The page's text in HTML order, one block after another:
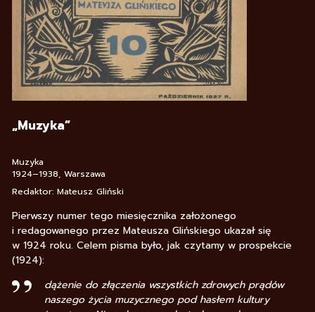
„Muzyka”
Muzyka
1924–1938, Warszawa
Redaktor: Mateusz Gliński
Pierwszy numer tego miesięcznika założonego
i redagowanego przez Mateusza Glińskiego ukazał się
w 1924 roku. Celem pisma było, jak czytamy w prospekcie
(1924):
dążenie do złączenia wszystkich zdrowych prądów
naszego życia muzycznego pod hasłem kultury